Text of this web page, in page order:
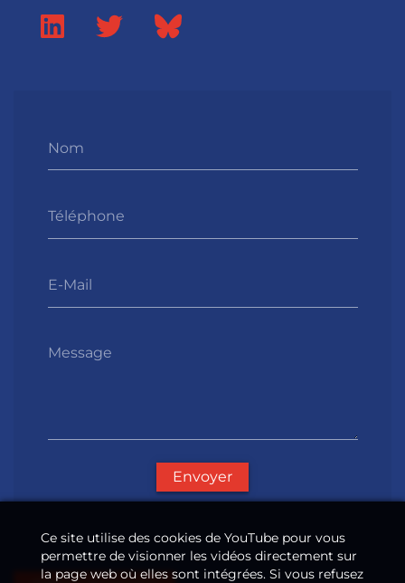
Nom
Téléphone
E-Mail
Message
Envoyer
Ce site utilise des cookies de YouTube pour vous
permettre de visionner les vidéos directement sur
la page web où elles sont intégrées. Si vous refusez